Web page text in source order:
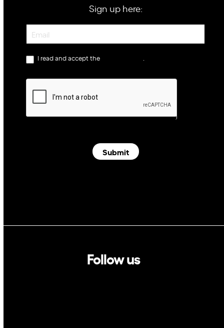
Sign up here:
I read and accept the
Submit
Follow us